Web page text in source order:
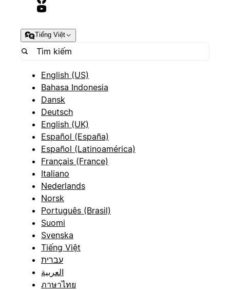
Tiếng Việt
English (US)
Bahasa Indonesia
Dansk
Deutsch
English (UK)
Español (España)
Español (Latinoamérica)
Français (France)
Italiano
Nederlands
Norsk
Português (Brasil)
Suomi
Svenska
Tiếng Việt
עברית
العربية
ภาษาไทย